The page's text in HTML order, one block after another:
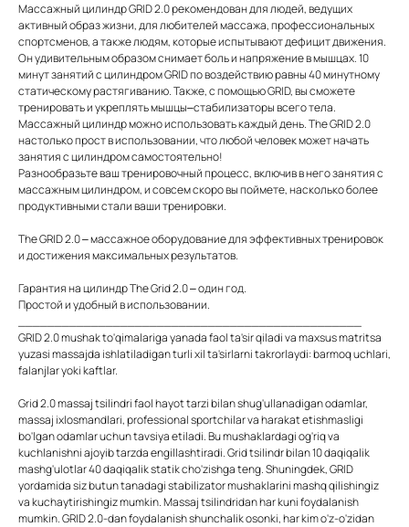
Массажный цилиндр GRID 2.0 рекомендован для людей, ведущих
активный образ жизни, для любителей массажа, профессиональных
спортсменов, а также людям, которые испытывают дефицит движения.
Он удивительным образом снимает боль и напряжение в мышцах. 10
минут занятий с цилиндром GRID по воздействию равны 40 минутному
статическому растягиванию. Также, с помощью GRID, вы сможете
тренировать и укреплять мышцы–стабилизаторы всего тела.
Массажный цилиндр можно использовать каждый день. The GRID 2.0
настолько прост в использовании, что любой человек может начать
занятия с цилиндром самостоятельно!
Разнообразьте ваш тренировочный процесс, включив в него занятия с
массажным цилиндром, и совсем скоро вы поймете, насколько более
продуктивными стали ваши тренировки.
The GRID 2.0 – массажное оборудование для эффективных тренировок
и достижения максимальных результатов.
Гарантия на цилиндр The Grid 2.0 – один год.
Простой и удобный в использовании.
GRID 2.0 mushak to'qimalariga yanada faol ta'sir qiladi va maxsus matritsa
yuzasi massajda ishlatiladigan turli xil ta'sirlarni takrorlaydi: barmoq uchlari,
falanjlar yoki kaftlar.
Grid 2.0 massaj tsilindri faol hayot tarzi bilan shug'ullanadigan odamlar,
massaj ixlosmandlari, professional sportchilar va harakat etishmasligi
bo'lgan odamlar uchun tavsiya etiladi. Bu mushaklardagi og'riq va
kuchlanishni ajoyib tarzda engillashtiradi. Grid tsilindr bilan 10 daqiqalik
mashg'ulotlar 40 daqiqalik statik cho'zishga teng. Shuningdek, GRID
yordamida siz butun tanadagi stabilizator mushaklarini mashq qilishingiz
va kuchaytirishingiz mumkin. Massaj tsilindridan har kuni foydalanish
mumkin. GRID 2.0-dan foydalanish shunchalik osonki, har kim o'z-o'zidan